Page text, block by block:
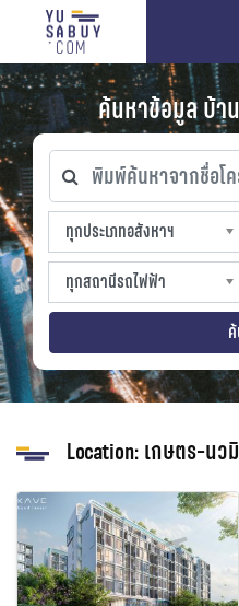
ค้นหาข้อมูล บ้า
พิมพ์ค้นหาจากชื่อโครงก
ทุกประเภทอสังหาฯ
ทุกประเภทอสังหาฯ
sproperty
ทุกทำเลที่ตั้ง
ทุกสถานีรถไฟฟ้า
ทุกสถานีรถไฟฟ้า
strain-station
ทุกช่วงราคา
Location:เกษตร-นว